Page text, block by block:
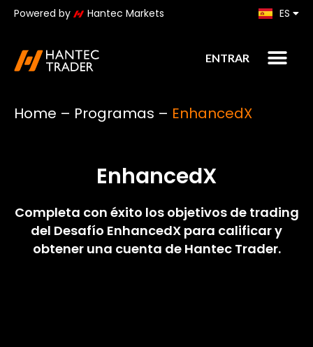
Powered by Hantec Markets ES
KO
ENTRAR
Home – Programas – EnhancedX
EnhancedX
Completa con éxito los objetivos de trading
del Desafío EnhancedX para calificar y
obtener una cuenta de Hantec Trader.